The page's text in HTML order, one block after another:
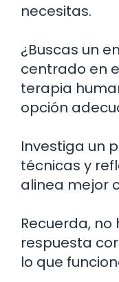
necesitas.
¿Buscas un
centrado en
terapia
opción
Investiga un
técnicas y
alinea mejor
Recuerda, no
respuesta
lo que